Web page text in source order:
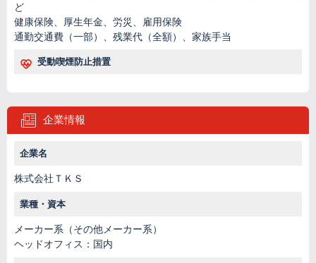
ど
健康保険、厚生年金、労災、雇用保険
通勤交通費（一部）、残業代（全額）、家族手当
受動喫煙防止措置
企業情報
企業名
株式会社ＴＫＳ
業種・資本
メーカー系（その他メーカー系）
ヘッドオフィス：国内